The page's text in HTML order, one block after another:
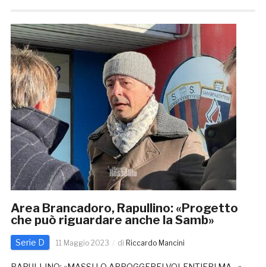
Area Brancadoro, Rapullino: «Progetto
che può riguardare anche la Samb»
Serie D 11 Maggio 2023 di Riccardo Mancini